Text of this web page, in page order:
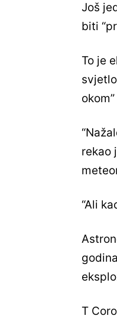
Još
biti
To je
rekao
“Ali
T